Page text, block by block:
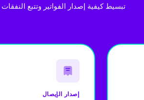
تبسيط كيفية إصدار الفواتير وتتبع
إصدار الإيصال